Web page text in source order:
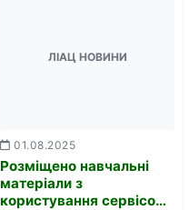
ЛІАЦ НОВИНИ
01.08.2025
Розміщено навчальні
матеріали з
користування сервісом